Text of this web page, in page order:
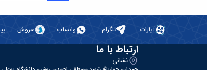
آپارات تلگرام واتساپ سروش
ارتباط با ما
نشانی